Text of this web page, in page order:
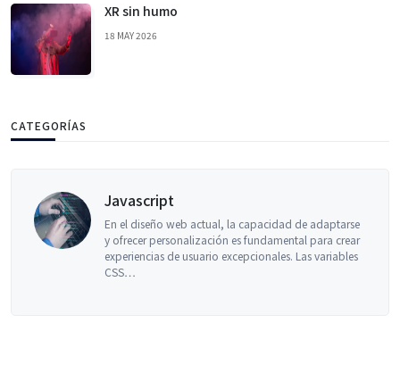
XR sin humo
18 MAY 2026
CATEGORÍAS
de adaptarse
para crear
Llegamos al último artículo de
algunos de los mitos de
comunes. Pero antes de seguir, te